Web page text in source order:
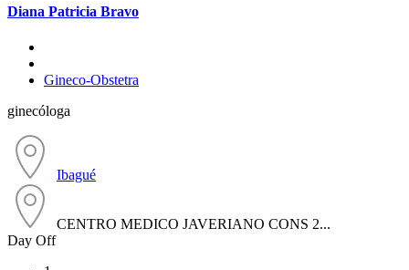
Diana Patricia Bravo
Gineco-Obstetra
ginecóloga
Ibagué
CENTRO MEDICO JAVERIANO CONS 2...
Day Off